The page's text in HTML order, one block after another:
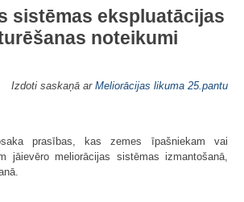
sistēmas ekspluatācijas
noteikumi
Izdoti saskaņā ar Meliorācijas likuma 25.pantu
prasības, kas zemes īpašniekam vai
jāievēro meliorācijas sistēmas izmantošanā,